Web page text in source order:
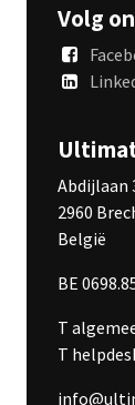
Volg
Abdijlaan
2960
België
BE
T
T